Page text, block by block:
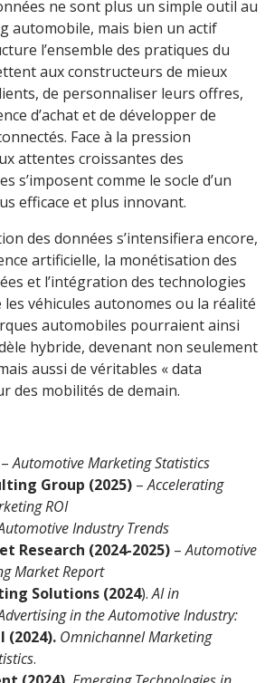
ne sont plus un simple outil au
automobile, mais bien un actif
l’ensemble des pratiques du
aux constructeurs de mieux
de personnaliser leurs offres,
d’achat et de développer de
Face à la pression
attentes croissantes des
s’imposent comme le socle d’un
efficace et plus innovant.
des données s’intensifiera encore,
artificielle, la monétisation des
et l’intégration des technologies
véhicules autonomes ou la réalité
automobiles pourraient ainsi
hybride, devenant non seulement
aussi de véritables « data
des mobilités de demain.
–Automotive Marketing Statistics
Group (2025) –Accelerating
ROI
Industry Trends
Research (2024-2025) –Automotive
Market Report
Solutions (2024).AI in
in the Automotive Industry:
(2024). Omnichannel Marketing
.